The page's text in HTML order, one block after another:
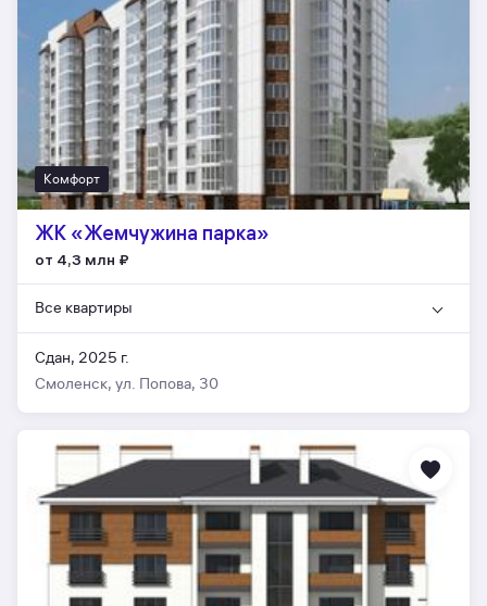
Комфорт
ЖК «Жемчужина парка»
от 4,3 млн ₽
Все квартиры
Сдан, 2025 г.
Смоленск, ул. Попова, 30